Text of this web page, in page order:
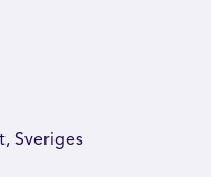
Sveriges